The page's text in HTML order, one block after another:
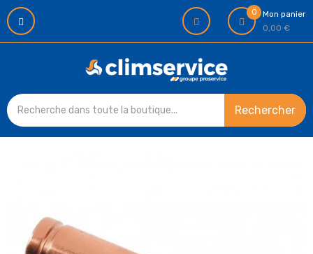
0
Mon panier
0,00 €
Rechercher